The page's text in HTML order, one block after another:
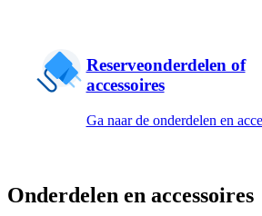
Reserveonderdelen of
accessoires
Ga naar de onderdelen en
Onderdelen en accessoires